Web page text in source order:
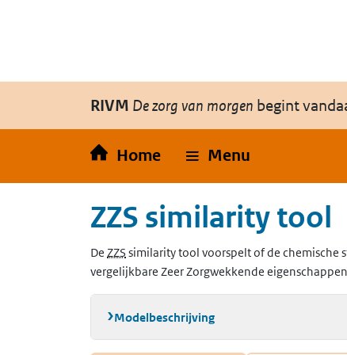
RIVM De zorg van morgen begint
Home Menu
ZZS similarity tool
De ZZS (Zeer Zorgwekkende Stoffen)
similarity tool voorspelt of de chemische
vergelijkbare Zeer Zorgwekkende
Modelbeschrijving